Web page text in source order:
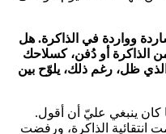
وواردة في الذاكرة. هل
أو دُفن، كسلاحك
"أيلول الأسود" عام 1970، الذي ظل، رغم ذلك، يلوّح بين
كان ينبغي عليّ أن أقول.
انتقائية الذاكرة، ورفضت